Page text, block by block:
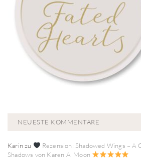
NEUESTE KOMMENTARE
Karinzu
Rezension: Shadowed Wings – A
Shadows von Karen A. Moon